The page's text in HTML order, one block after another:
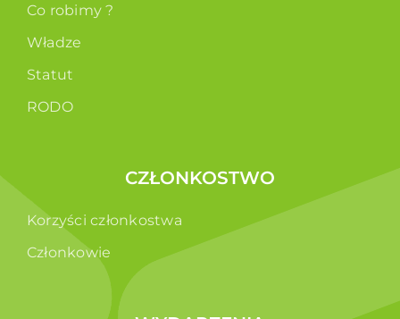
Co robimy ?
Władze
Statut
RODO
CZŁONKOSTWO
Korzyści członkostwa
Członkowie